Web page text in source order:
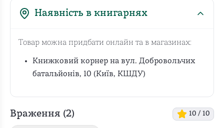
Наявність в книгарнях
Товар можна придбати онлайн та в магазинах:
Книжковий корнер на вул. Добровольчих
батальйонів, 10 (Київ, КШДУ)
Враження (2) 10 / 10